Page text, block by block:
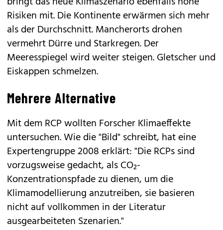
Risiken mit. Die Kontinente erwärmen sich mehr
als der Durchschnitt. Mancherorts drohen
vermehrt Dürre und Starkregen. Der
Meeresspiegel wird weiter steigen. Gletscher und
Eiskappen schmelzen.
Mehrere Alternative
Mit dem RCP wollten Forscher Klimaeffekte
untersuchen. Wie die "Bild" schreibt, hat eine
Expertengruppe 2008 erklärt: "Die RCPs sind
vorzugsweise gedacht, als CO₂-
Konzentrationspfade zu dienen, um die
Klimamodellierung anzutreiben, sie basieren
nicht auf vollkommen in der Literatur
ausgearbeiteten Szenarien."